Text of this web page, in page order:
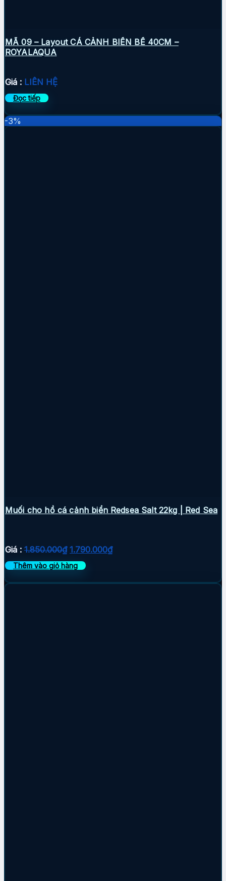
MÃ 09 – Layout CÁ CẢNH BIỂN BỂ 40CM –
ROYALAQUA
Giá : LIÊN HỆ
Đọc tiếp
-3%
Muối cho hồ cá cảnh biển Redsea Salt 22kg | Red Sea
Giá : 1.850.000₫ Giá
gốc
là:
1.850.000₫.
1.790.000₫Giá
là:
Thêm vào giỏ hàng